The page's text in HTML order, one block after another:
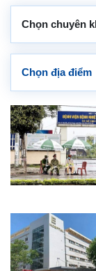
Chọn chuyên
Chọn địa điểm